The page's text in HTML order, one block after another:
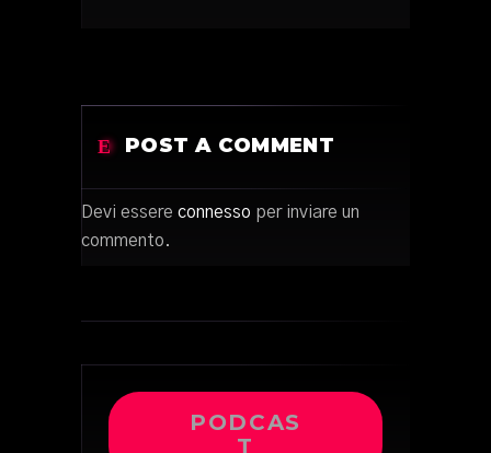
POST A COMMENT
Devi essere connesso per inviare un
commento.
PODCAS
T